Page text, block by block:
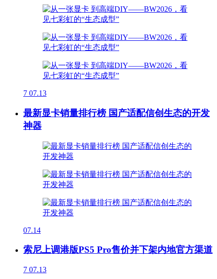
7 07.13
最新显卡销量排行榜 国产适配信创生态的开发
神器
07.14
索尼上调港版PS5 Pro售价并下架内地官方渠道
7 07.13